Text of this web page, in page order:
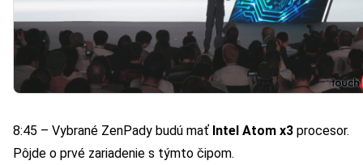
8:45 – Vybrané ZenPady budú mať Intel Atom x3 procesor.
Pôjde o prvé zariadenie s týmto čipom.